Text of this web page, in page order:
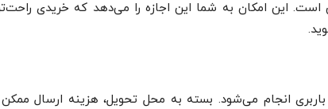
این امکان به شما این اجازه را می‌دهد که خریدی
انجام می‌شود. بسته به محل تحویل، هزینه ارسال